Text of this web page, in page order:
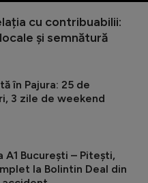
cu contribuabilii:
și semnătură
în Pajura: 25 de
3 zile de weekend
București – Pitești,
la Bolintin Deal din